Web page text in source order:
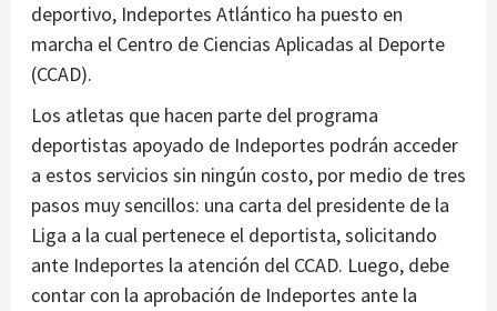
deportivo, Indeportes Atlántico ha puesto en
marcha el Centro de Ciencias Aplicadas al Deporte
(CCAD).
Los atletas que hacen parte del programa
deportistas apoyado de Indeportes podrán acceder
a estos servicios sin ningún costo, por medio de tres
pasos muy sencillos: una carta del presidente de la
Liga a la cual pertenece el deportista, solicitando
ante Indeportes la atención del CCAD. Luego, debe
contar con la aprobación de Indeportes ante la